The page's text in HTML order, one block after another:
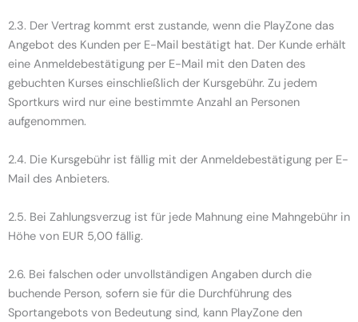
2.3. Der Vertrag kommt erst zustande, wenn die PlayZone das
Angebot des Kunden per E-Mail bestätigt hat. Der Kunde erhält
eine Anmeldebestätigung per E-Mail mit den Daten des
gebuchten Kurses einschließlich der Kursgebühr. Zu jedem
Sportkurs wird nur eine bestimmte Anzahl an Personen
aufgenommen.
2.4. Die Kursgebühr ist fällig mit der Anmeldebestätigung per E-
Mail des Anbieters.
2.5. Bei Zahlungsverzug ist für jede Mahnung eine Mahngebühr in
Höhe von EUR 5,00 fällig.
2.6. Bei falschen oder unvollständigen Angaben durch die
buchende Person, sofern sie für die Durchführung des
Sportangebots von Bedeutung sind, kann PlayZone den